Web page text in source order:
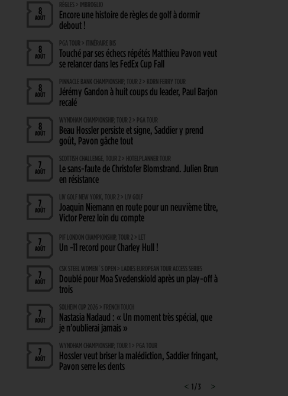
8
AOÛT
RÈGLES > IMBROGLIO
Encore une histoire de règles de golf à dormir
debout !
8
AOÛT
PGA TOUR > ITINÉRAIRE BIS
Touché par ses échecs répétés Matthieu Pavon veut
se relancer dans les FedEx Cup Fall
8
AOÛT
PINNACLE BANK CHAMPIONSHIP, TOUR 2 > KORN FERRY TOUR
Jérémy Gandon à huit coups du leader, Paul Barjon
recalé
8
AOÛT
WYNDHAM CHAMPIONSHIP, TOUR 2 > PGA TOUR
Beau Hossler persiste et signe, Saddier y prend
goût, Pavon gâche tout
7
AOÛT
SCOTTISH CHALLENGE, TOUR 2 > HOTELPLANNER TOUR
Le sans-faute de Christofer Blomstrand. Julien Brun
en résistance
7
AOÛT
LIV GOLF NEW YORK, TOUR 2 > LIV GOLF
Joaquin Niemann en route pour un neuvième titre,
Victor Perez loin du compte
7
AOÛT
PIF LONDON CHAMPIONSHIP, TOUR 2 > LET
Un -11 record pour Charley Hull !
7
AOÛT
CSK STEEL WOMEN´S OPEN > LADIES EUROPEAN TOUR ACCESS SERIES
Doublé pour Moa Svedenskiold après un play-off à
trois
7
AOÛT
SOLHEIM CUP 2026 > FRENCH TOUCH
Nastasia Nadaud : « Un moment très spécial, que
je n’oublierai jamais »
7
AOÛT
WYNDHAM CHAMPIONSHIP, TOUR 1 > PGA TOUR
Hossler veut briser la malédiction, Saddier fringant,
Pavon serre les dents
< >
1 / 3